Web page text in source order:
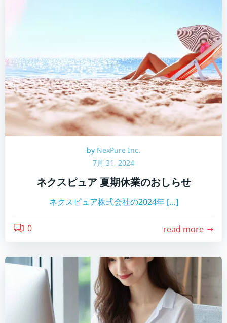
by NexPure Inc.
7月 31, 2024
ネクスピュア 夏期休業のおしらせ
ネクスピュア株式会社の2024年 […]
0 read more